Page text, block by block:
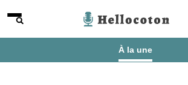
Menu
À la une